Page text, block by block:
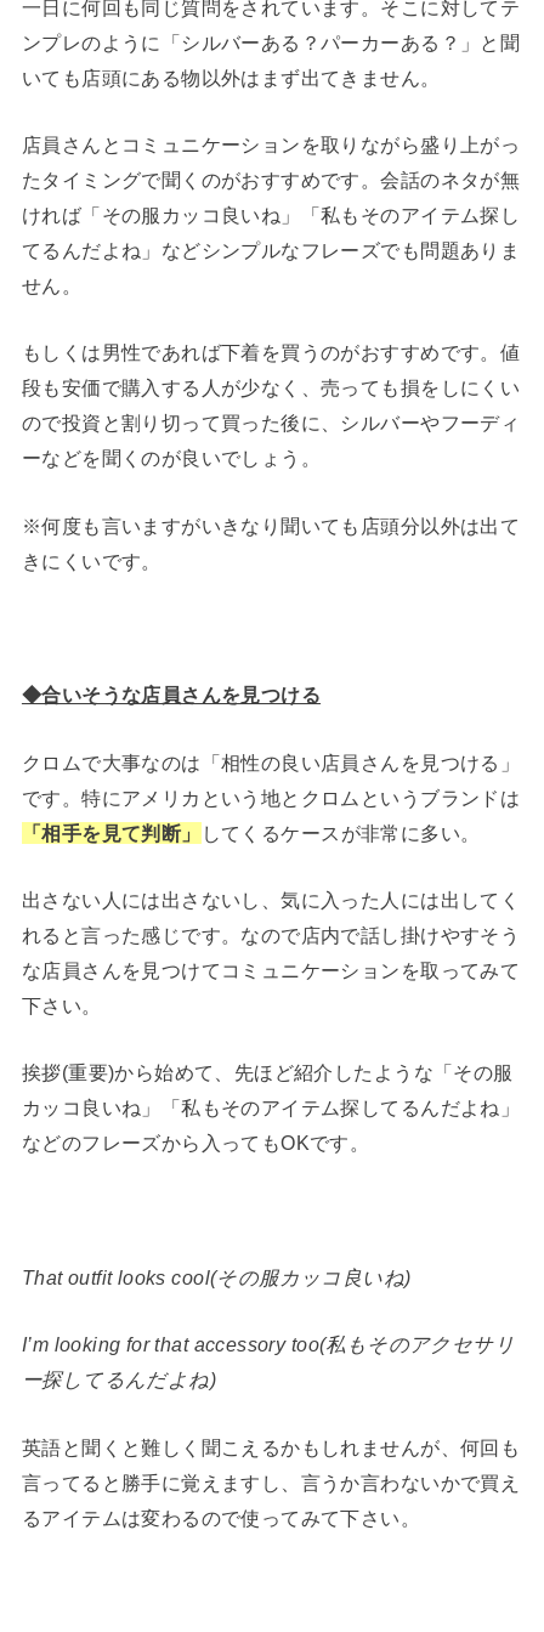
一日に何回も同じ質問をされています。そこに対してテ
ンプレのように「シルバーある？パーカーある？」と聞
いても店頭にある物以外はまず出てきません。
店員さんとコミュニケーションを取りながら盛り上がっ
たタイミングで聞くのがおすすめです。会話のネタが無
ければ「その服カッコ良いね」「私もそのアイテム探し
てるんだよね」などシンプルなフレーズでも問題ありま
せん。
もしくは男性であれば下着を買うのがおすすめです。値
段も安価で購入する人が少なく、売っても損をしにくい
ので投資と割り切って買った後に、シルバーやフーディ
ーなどを聞くのが良いでしょう。
※何度も言いますがいきなり聞いても店頭分以外は出て
きにくいです。
◆合いそうな店員さんを見つける
クロムで大事なのは「相性の良い店員さんを見つける」
です。特にアメリカという地とクロムというブランドは
「相手を見て判断」
してくるケースが非常に多い。
出さない人には出さないし、気に入った人には出してく
れると言った感じです。なので店内で話し掛けやすそう
な店員さんを見つけてコミュニケーションを取ってみて
下さい。
挨拶(重要)から始めて、先ほど紹介したような「その服
カッコ良いね」「私もそのアイテム探してるんだよね」
などのフレーズから入ってもOKです。
That outfit looks cool(その服カッコ良いね)
I’m looking for that accessory too(私もそのアクセサリ
ー探してるんだよね)
英語と聞くと難しく聞こえるかもしれませんが、何回も
言ってると勝手に覚えますし、言うか言わないかで買え
るアイテムは変わるので使ってみて下さい。